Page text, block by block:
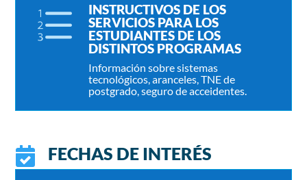
e
INSTRUCTIVOS DE LOS
SERVICIOS PARA LOS
ESTUDIANTES DE LOS
DISTINTOS PROGRAMAS
Información sobre sistemas
tecnológicos, aranceles, TNE de
postgrado, seguro de acceidentes.
 FECHAS DE INTERÉS